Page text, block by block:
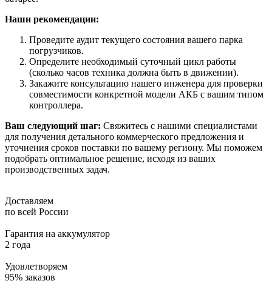
Наши рекомендации:
Проведите аудит текущего состояния вашего парка
погрузчиков.
Определите необходимый суточный цикл работы
(сколько часов техника должна быть в движении).
Закажите консультацию нашего инженера для проверки
совместимости конкретной модели АКБ с вашим типом
контроллера.
Ваш следующий шаг: Свяжитесь с нашими специалистами
для получения детального коммерческого предложения и
уточнения сроков поставки по вашему региону. Мы поможем
подобрать оптимальное решение, исходя из ваших
производственных задач.
Доставляем
по всей России
Гарантия на аккумулятор
2 года
Удовлетворяем
95% заказов